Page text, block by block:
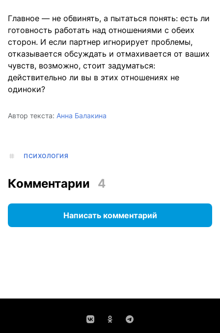
Главное — не обвинять, а пытаться понять: есть ли
готовность работать над отношениями с обеих
сторон. И если партнер игнорирует проблемы,
отказывается обсуждать и отмахивается от ваших
чувств, возможно, стоит задуматься:
действительно ли вы в этих отношениях не
одиноки?
Автор текста: Анна Балакина
ПСИХОЛОГИЯ
Комментарии 4
Написать комментарий